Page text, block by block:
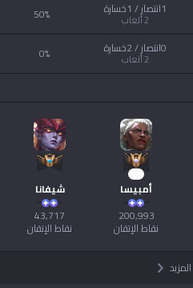
1انتصار / 1خسارة
2ألعاب 50%
0انتصار / 2خسارة
2ألعاب 0%
21
أمبيسا
نقاط الإتقان
شيفانا
نقاط الإتقان